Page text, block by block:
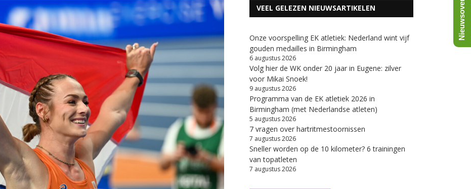
VEEL GELEZEN NIEUWSARTIKELEN
Onze voorspelling EK atletiek: Nederland wint vijf
gouden medailles in Birmingham
6 augustus 2026
Volg hier de WK onder 20 jaar in Eugene: zilver
voor Mikai Snoek!
9 augustus 2026
Programma van de EK atletiek 2026 in
Birmingham (met Nederlandse atleten)
5 augustus 2026
7 vragen over hartritmestoornissen
7 augustus 2026
Sneller worden op de 10 kilometer? 6 trainingen
van topatleten
7 augustus 2026